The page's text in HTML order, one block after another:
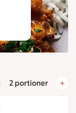
2 portioner